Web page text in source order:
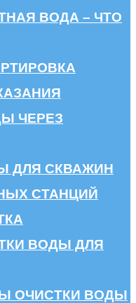
ВОДА – ЧТО
ЧЕРЕЗ
ДЛЯ СКВАЖИН
СТАНЦИЙ
ВОДЫ ДЛЯ
ОЧИСТКИ ВОДЫ